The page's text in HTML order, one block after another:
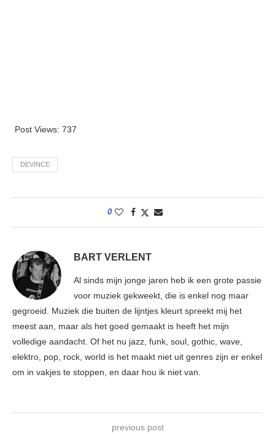
Post Views: 737
DEVINCE
0
BART VERLENT
Al sinds mijn jonge jaren heb ik een grote passie
voor muziek gekweekt, die is enkel nog maar
gegroeid. Muziek die buiten de lijntjes kleurt spreekt mij het
meest aan, maar als het goed gemaakt is heeft het mijn
volledige aandacht. Of het nu jazz, funk, soul, gothic, wave,
elektro, pop, rock, world is het maakt niet uit genres zijn er enkel
om in vakjes te stoppen, en daar hou ik niet van.
previous post